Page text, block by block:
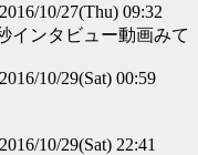
10/27(Thu) 09:32
インタビュー動画みて
10/29(Sat) 00:59
10/29(Sat) 22:41